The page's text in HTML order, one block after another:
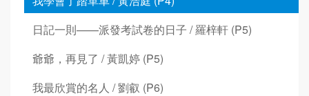
日記一則——派發考試卷的日子 / 羅梓軒 (P5)
爺爺，再見了 / 黃凱婷 (P5)
我最欣賞的名人 / 劉叡 (P6)